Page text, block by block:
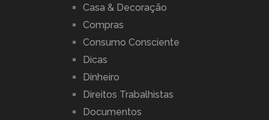
Casa & Decoração
Compras
Consumo Consciente
Dicas
Dinheiro
Direitos Trabalhistas
Documentos